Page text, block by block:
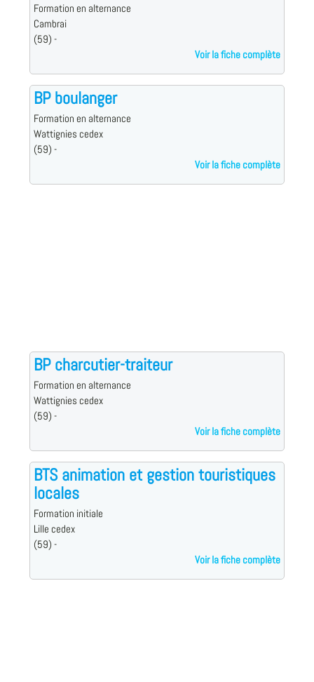
Formation en alternance
Cambrai
(59) -
Voir la fiche complète
BP boulanger
Formation en alternance
Wattignies cedex
(59) -
Voir la fiche complète
BP charcutier-traiteur
Formation en alternance
Wattignies cedex
(59) -
Voir la fiche complète
BTS animation et gestion touristiques
locales
Formation initiale
Lille cedex
(59) -
Voir la fiche complète